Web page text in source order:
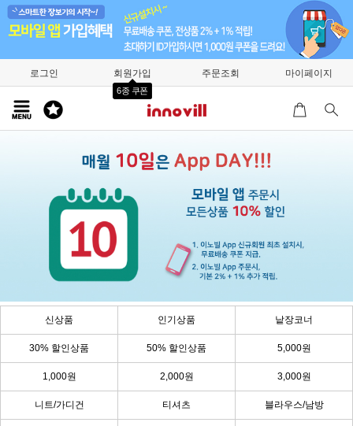
로그인 회원가입
6종 쿠폰
주문조회 마이페이지
신상품 인기상품 낱장코너
30% 할인상품 50% 할인상품 5,000원
1,000원 2,000원 3,000원
니트/가디건 티셔츠 블라우스/남방